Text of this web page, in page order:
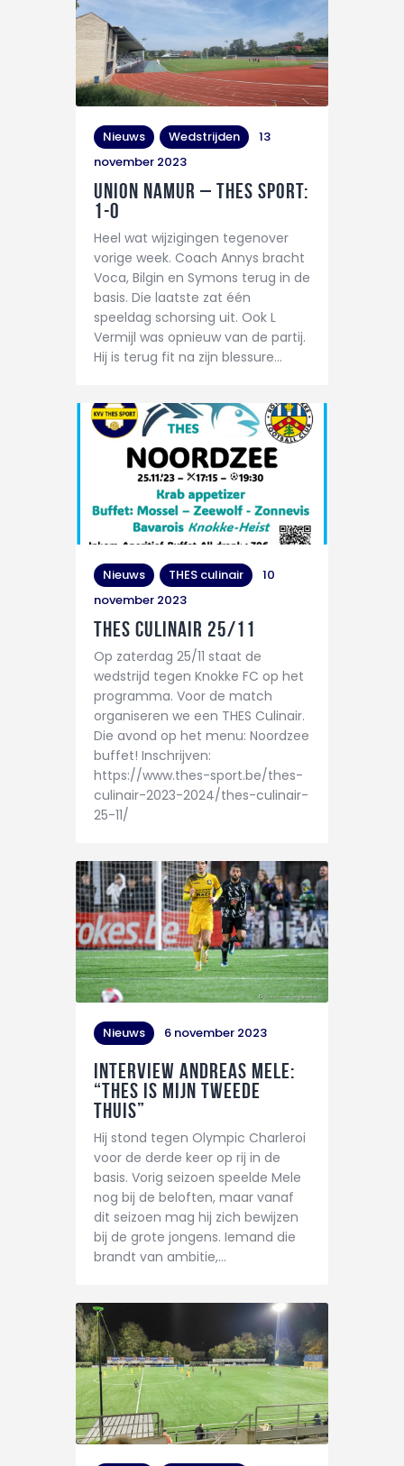
Nieuws Wedstrijden
13
november 2023
Union Namur – THES Sport:
1-0
Heel wat wijzigingen tegenover
vorige week. Coach Annys bracht
Voca, Bilgin en Symons terug in de
basis. Die laatste zat één
speeldag schorsing uit. Ook L
Vermijl was opnieuw van de partij.
Hij is terug fit na zijn blessure…
Nieuws THES culinair
10
november 2023
THES Culinair 25/11
Op zaterdag 25/11 staat de
wedstrijd tegen Knokke FC op het
programma. Voor de match
organiseren we een THES Culinair.
Die avond op het menu: Noordzee
buffet! Inschrijven:
https://www.thes-sport.be/thes-
culinair-2023-2024/thes-culinair-
25-11/
Nieuws 6 november 2023
Interview Andreas Mele:
“THES is mijn tweede
thuis”
Hij stond tegen Olympic Charleroi
voor de derde keer op rij in de
basis. Vorig seizoen speelde Mele
nog bij de beloften, maar vanaf
dit seizoen mag hij zich bewijzen
bij de grote jongens. Iemand die
brandt van ambitie,…